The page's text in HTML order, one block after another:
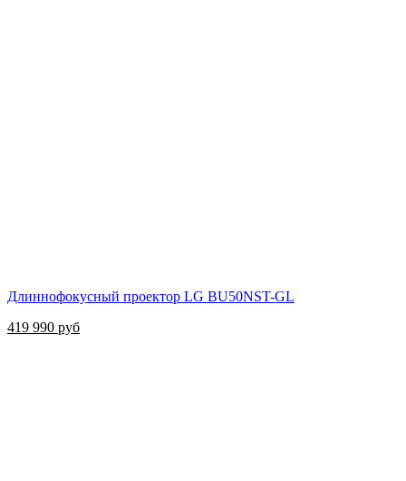
Длиннофокусный проектор LG BU50NST-GL
419 990 руб